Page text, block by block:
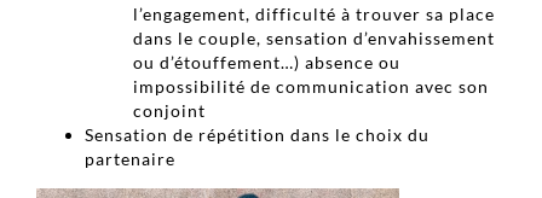
l’engagement, difficulté à trouver sa place
dans le couple, sensation d’envahissement
ou d’étouffement…) absence ou
impossibilité de communication avec son
conjoint
Sensation de répétition dans le choix du
partenaire